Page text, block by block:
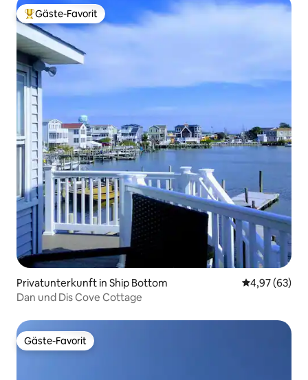
Beliebter Gäste-Favorit.
Gäste-Favorit
Privatunterkunft in Ship Bottom
4,97 (63)
Dan und Dis Cove Cottage
Gäste-Favorit
Gäste-Favorit